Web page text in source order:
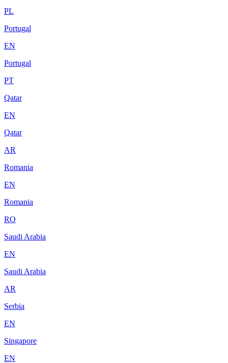
PL
Portugal
EN
Portugal
PT
Qatar
EN
Qatar
AR
Romania
EN
Romania
RO
Saudi Arabia
EN
Saudi Arabia
AR
Serbia
EN
Singapore
EN